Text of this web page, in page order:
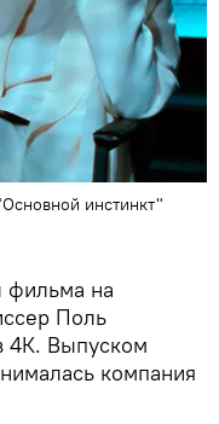
инстинкт"
фильма на
Поль
4К. Выпуском
компания